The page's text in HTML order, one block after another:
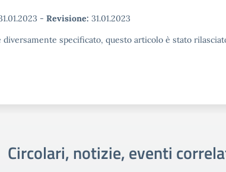
- Revisione: 31.01.2023
diversamente specificato, questo articolo è stato
Circolari, notizie, eventi